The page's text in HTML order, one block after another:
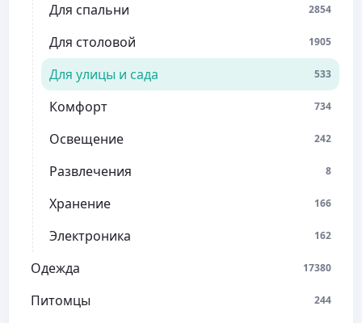
Для спальни 2854
Для столовой 1905
Для улицы и сада 533
Комфорт 734
Освещение 242
Развлечения 8
Хранение 166
Электроника 162
Одежда 17380
Питомцы 244